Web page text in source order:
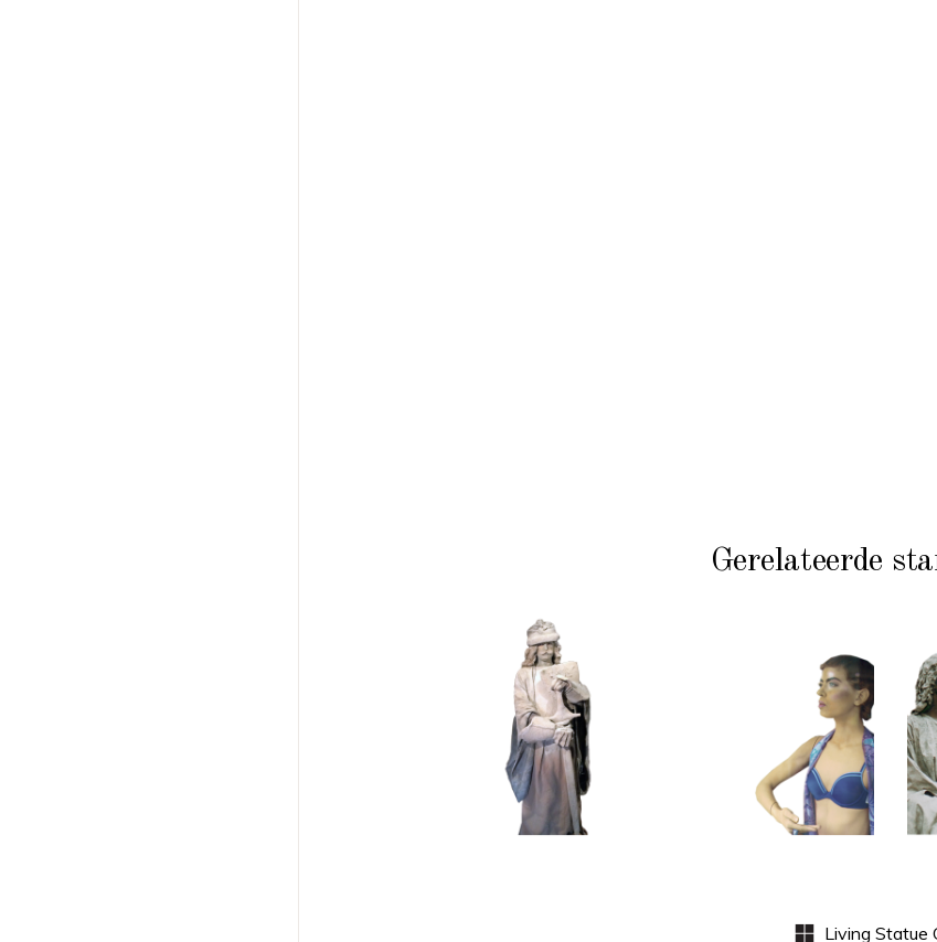
Gerelateerde
HISTORIE
STEEN
102
Zandgraaf
HEDENDAAGS
Etalagepoppen